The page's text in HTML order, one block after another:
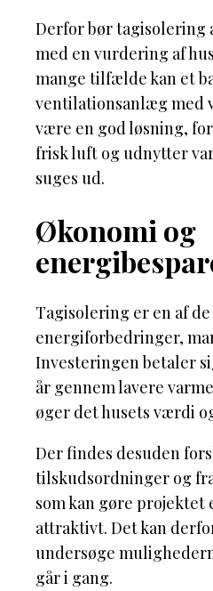
Derfor bør tagisolering
med en vurdering af
mange tilfælde kan et
ventilationsanlæg med
være en god løsning,
frisk luft og udnytter
suges ud.
Økonomi og
Tagisolering er en af
energiforbedringer,
Investeringen betaler
år gennem lavere
øger det husets værdi
Der findes desuden
tilskudsordninger og
som kan gøre projektet
attraktivt. Det kan
undersøge
går i gang.